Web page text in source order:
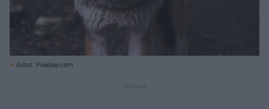
Autor: Pixabay.com